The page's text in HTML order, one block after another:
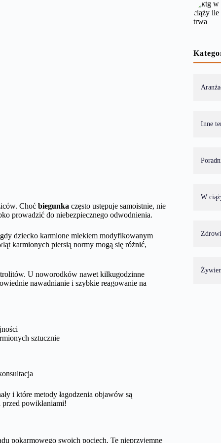
Choć biegunka często ustępuje samoistnie, nie
prowadzić do niebezpiecznego odwodnienia.
dziecko karmione mlekiem modyfikowanym
karmionych piersią normy mogą się różnić,
U noworodków nawet kilkugodzinne
nawadnianie i szybkie reagowanie na
sztucznie
i które metody łagodzenia objawów są
powikłaniami!
pokarmowego swoich pociech. Te nieprzyjemne
Inne
W